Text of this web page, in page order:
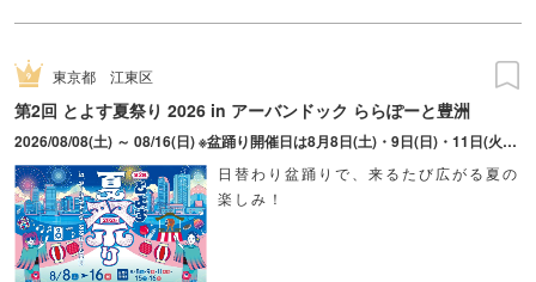
東京都 江東区
第2回 とよす夏祭り 2026 in アーバンドック ららぽーと豊洲
2026/08/08(土) ～ 08/16(日) ※盆踊り開催日は8月8日(土)・9日(日)・11日(火・祝)・15日(土)・16日(日)のみ。 ※縁日およびキッチンカーについては期間中の全日程営業予定。 ※開催コンテンツは日によって異なります。
日替わり盆踊りで、来るたび広がる夏の
楽しみ！